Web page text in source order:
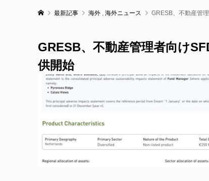
最新記事 海外 , 海外ニュース GRESB、不動産管
GRESB、不動産管理者向け
供開始